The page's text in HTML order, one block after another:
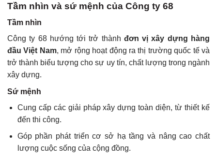
Tầm nhìn và sứ mệnh của Công ty 68
Tầm nhìn
Công ty 68 hướng tới trở thành đơn vị xây dựng hàng
đầu Việt Nam, mở rộng hoạt động ra thị trường quốc tế và
trở thành biểu tượng cho sự uy tín, chất lượng trong ngành
xây dựng.
Sứ mệnh
Cung cấp các giải pháp xây dựng toàn diện, từ thiết kế
đến thi công.
Góp phần phát triển cơ sở hạ tầng và nâng cao chất
lượng cuộc sống của cộng đồng.